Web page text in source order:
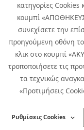
κατηγορίες Cookies
κουμπί
συνεχίσετε την
προηγούμενη οθόνη
κλικ στο κουμπί
τροποποιήσετε τις
τα τεχνικώς
«Προτιμήσεις
Ρυθμίσεις Cookies
Copyright © 2026
Πολιτική Cookies
Πολιτική Απορρήτου:
Ειδική Δήλωση CCTV